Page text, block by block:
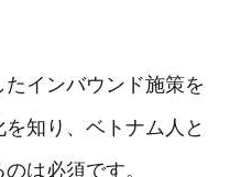
インバウンド施策を
知り、ベトナム人と
は必須です。